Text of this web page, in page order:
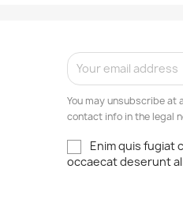
You may unsubscribe at
contact info in the legal
Enim quis fugiat
occaecat deserunt